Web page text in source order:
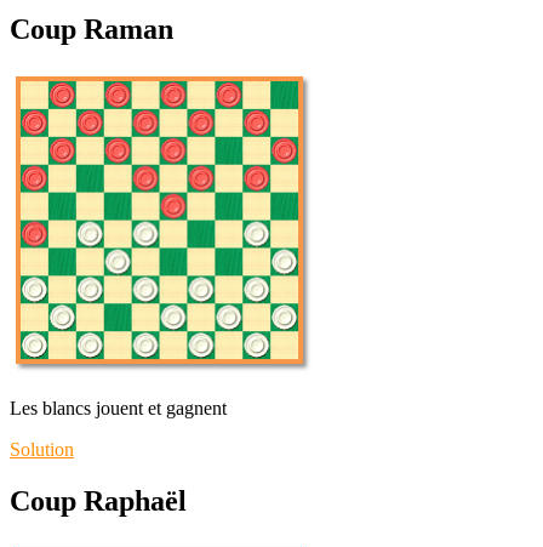
Coup Raman
Les blancs jouent et gagnent
Solution
Coup Raphaël